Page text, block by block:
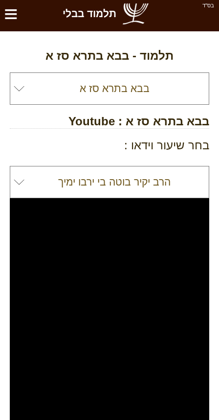
בס''ד ≡ תלמוד בבלי
תלמוד - בבא בתרא סז א
בבא בתרא סז א : Youtube
בחר שיעור וידאו :